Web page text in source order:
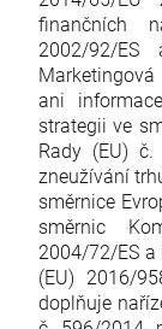
finančních
2002/92/
ani
strategii ve
Rady (EU)
zneužívání
směrnice
směrnic
2004/72/ES a
(EU) 2016/
doplňuje